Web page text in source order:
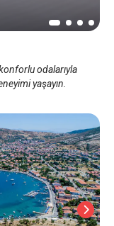
odalarıyla
yaşayın.